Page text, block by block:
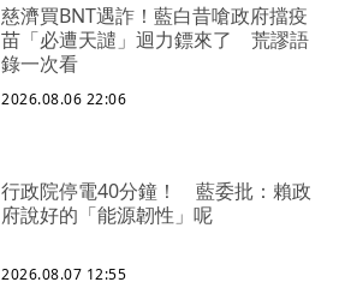
慈濟買BNT遇詐！藍白昔嗆政府擋疫
苗「必遭天譴」迴力鏢來了 荒謬語
錄一次看
2026.08.06 22:06
行政院停電40分鐘！ 藍委批：賴政
府說好的「能源韌性」呢
2026.08.07 12:55